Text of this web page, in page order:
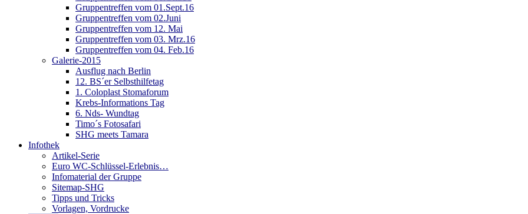
Gruppentreffen vom 01.Sept.16
Gruppentreffen vom 02.Juni
Gruppentreffen vom 12. Mai
Gruppentreffen vom 03. Mrz.16
Gruppentreffen vom 04. Feb.16
Galerie-2015
Ausflug nach Berlin
12. BS´er Selbsthilfetag
1. Coloplast Stomaforum
Krebs-Informations Tag
6. Nds- Wundtag
Timo´s Fotosafari
SHG meets Tamara
Infothek
Artikel-Serie
Euro WC-Schlüssel-Erlebnis…
Infomaterial der Gruppe
Sitemap-SHG
Tipps und Tricks
Vorlagen, Vordrucke